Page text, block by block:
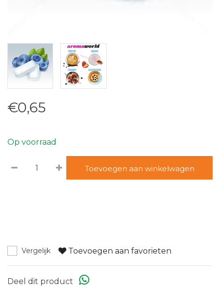
€0,65
Op voorraad
Toevoegen aan winkelwagen
Vergelijk Toevoegen aan favorieten
Deel dit product